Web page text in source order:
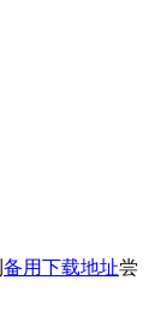
备用下载地址尝